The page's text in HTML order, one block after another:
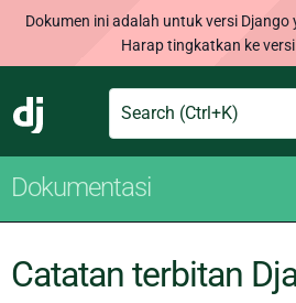
Dokumen ini adalah untuk versi
Harap tingkatkan ke
Django
Search
Dokumentasi
Catatan terbitan